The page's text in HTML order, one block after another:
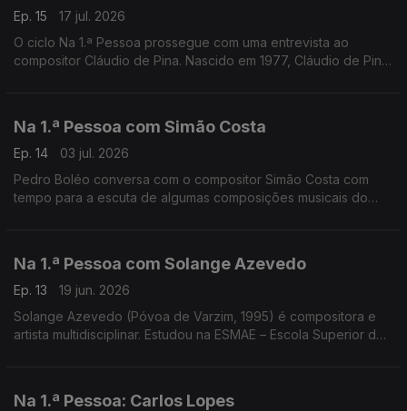
Ep. 15
17 jul. 2026
O ciclo Na 1.ª Pessoa prossegue com uma entrevista ao
compositor Cláudio de Pina. Nascido em 1977, Cláudio de Pina
Na 1.ª Pessoa com Simão Costa
Ep. 14
03 jul. 2026
Pedro Boléo conversa com o compositor Simão Costa com
tempo para a escuta de algumas composições musicais do
Na 1.ª Pessoa com Solange Azevedo
Ep. 13
19 jun. 2026
Solange Azevedo (Póvoa de Varzim, 1995) é compositora e
artista multidisciplinar. Estudou na ESMAE – Escola Superior de
Na 1.ª Pessoa: Carlos Lopes